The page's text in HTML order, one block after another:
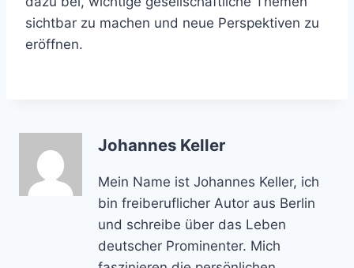
sichtbar zu machen und neue Perspektiven zu
eröffnen.
Johannes Keller
Mein Name ist Johannes Keller, ich
bin freiberuflicher Autor aus Berlin
und schreibe über das Leben
deutscher Prominenter. Mich